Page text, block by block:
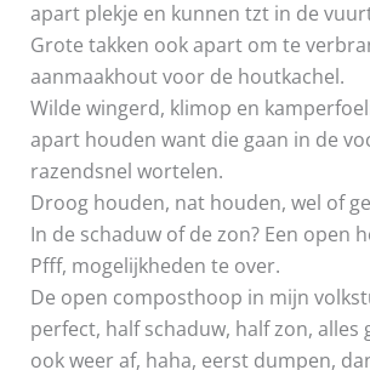
apart plekje en kunnen tzt in de
Grote takken ook apart om te
aanmaakhout voor de houtkachel.
Wilde wingerd, klimop en
apart houden want die gaan in de
razendsnel wortelen.
Droog houden, nat houden, wel of
In de schaduw of de zon? Een open
Pfff, mogelijkheden te over.
De open composthoop in mijn
perfect, half schaduw, half zon, alles
ook weer af, haha, eerst dumpen,